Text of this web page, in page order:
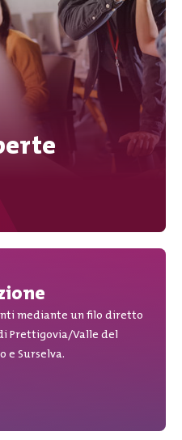
mediante un filo diretto
Prettigovia/Valle del
e Surselva.